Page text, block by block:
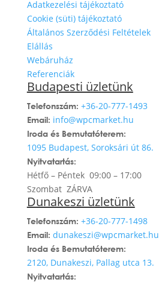
Adatkezelési tájékoztató
Cookie (süti) tájékoztató
Általános Szerződési Feltételek
Elállás
Webáruház
Referenciák
Budapesti üzletünk
Telefonszám: +36-20-777-1493
Email: info@wpcmarket.hu
Iroda és Bemutatóterem:
1095 Budapest, Soroksári út 86.
Nyitvatartás:
Hétfő – Péntek 09:00 – 17:00
Szombat ZÁRVA
Dunakeszi üzletünk
Telefonszám: +36-20-777-1498
Email: dunakeszi@wpcmarket.hu
Iroda és Bemutatóterem:
2120, Dunakeszi, Pallag utca 13.
Nyitvatartás: